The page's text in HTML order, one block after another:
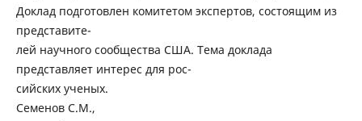
Доклад подготовлен комитетом экспертов, состоящим из
представите-
лей научного сообщества США. Тема доклада
представляет интерес для рос-
сийских ученых.
Семенов С.М.,